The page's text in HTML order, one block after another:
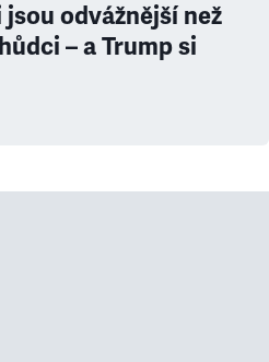
odvážnější než
– a Trump si